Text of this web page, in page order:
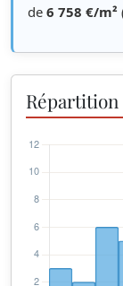
de 6 758 €/m²
Répartition